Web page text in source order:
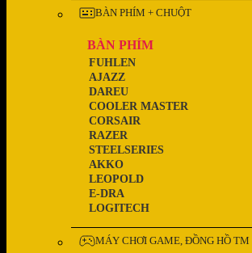
BÀN PHÍM + CHUỘT
BÀN PHÍM
LOGITECH
E-DRA
LEOPOLD
AKKO
STEELSERIES
RAZER
CORSAIR
COOLER MASTER
DAREU
AJAZZ
FUHLEN
MÁY CHƠI GAME, ĐỒNG HỒ TM